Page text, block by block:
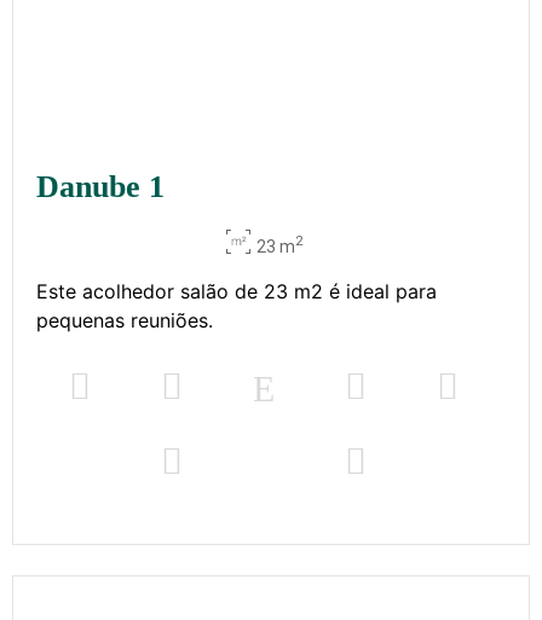
Danube 1
23 m2
Este acolhedor salão de 23 m2 é ideal para
pequenas reuniões.